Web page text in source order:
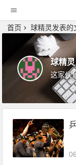
首页 球精灵发表的
球精灵
这家伙